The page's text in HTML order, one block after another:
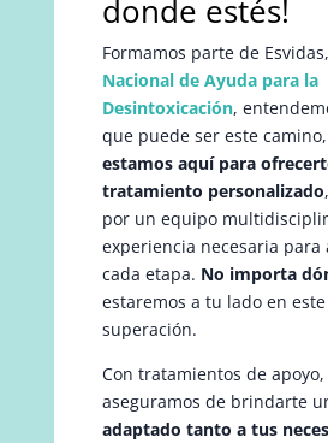
donde estés!
Formamos parte de
Nacional de Ayuda para la
Desintoxicación,
que puede ser este
estamos aquí para
tratamiento personalizado
por un equipo
experiencia necesaria para
cada etapa. No importa
estaremos a tu lado en
superación.
Con tratamientos de apoyo,
aseguramos de brindarte
adaptado tanto a tus